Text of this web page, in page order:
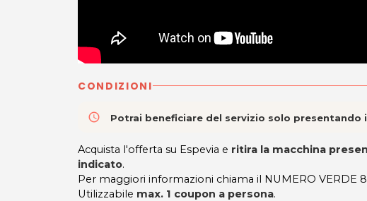
CONDIZIONI
access_time Potrai beneficiare del servizio solo presentando
Acquista l'offerta su Espevia e ritira la macchina
indicato.
Per maggiori informazioni chiama il NUMERO VERDE
Utilizzabile max. 1 coupon a persona.